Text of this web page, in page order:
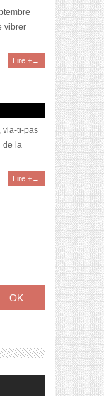
vibrer
Lire +→
Biotyfull
vla-ti-pas
de la
Lire +→
OK